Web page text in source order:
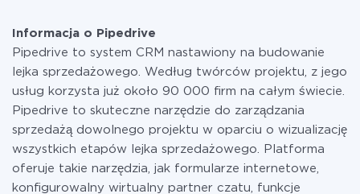
Informacja o Pipedrive
Pipedrive to system CRM nastawiony na budowanie
lejka sprzedażowego. Według twórców projektu, z jego
usług korzysta już około 90 000 firm na całym świecie.
Pipedrive to skuteczne narzędzie do zarządzania
sprzedażą dowolnego projektu w oparciu o wizualizację
wszystkich etapów lejka sprzedażowego. Platforma
oferuje takie narzędzia, jak formularze internetowe,
konfigurowalny wirtualny partner czatu, funkcje